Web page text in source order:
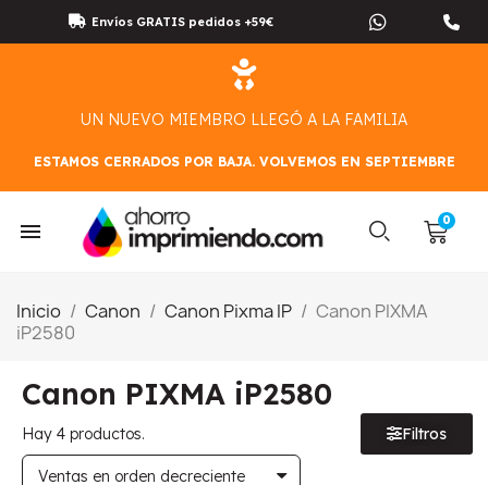
Envíos GRATIS pedidos +59€
UN NUEVO MIEMBRO LLEGÓ A LA FAMILIA
ESTAMOS CERRADOS POR BAJA. VOLVEMOS EN SEPTIEMBRE
Inicio Canon Canon Pixma IP
Canon PIXMA
iP2580
Canon PIXMA iP2580
Hay 4 productos. Filtros